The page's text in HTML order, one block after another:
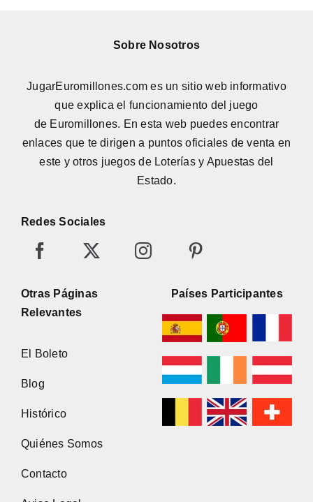
Sobre Nosotros
JugarEuromillones.com es un sitio web informativo
que explica el funcionamiento del juego
de Euromillones. En esta web puedes encontrar
enlaces que te dirigen a puntos oficiales de venta en
este y otros juegos de Loterías y Apuestas del
Estado.
Redes Sociales
Otras Páginas
Relevantes
El Boleto
Blog
Histórico
Quiénes Somos
Contacto
Países Participantes